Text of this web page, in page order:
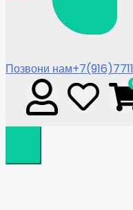
Позвони нам